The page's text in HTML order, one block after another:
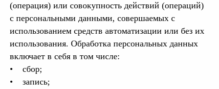
(операция) или совокупность действий (операций)
с персональными данными, совершаемых с
использованием средств автоматизации или без их
использования. Обработка персональных данных
включает в себя в том числе:
• сбор;
• запись;